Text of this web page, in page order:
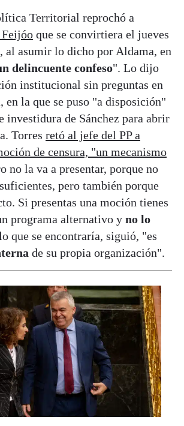
Territorial reprochó a
que se convirtiera el jueves
al asumir lo dicho por Aldama, en
delincuente confeso". Lo dijo
institucional sin preguntas en
en la que se puso "a disposición"
investidura de Sánchez para abrir
Torres retó al jefe del PP a
de censura, "un mecanismo
no la va a presentar, porque no
pero también porque
Si presentas una moción tienes
programa alternativo y no lo
que se encontraría, siguió, "es
de su propia organización".